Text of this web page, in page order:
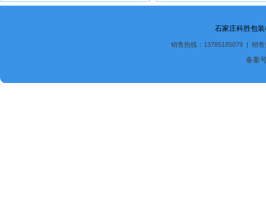
石家庄科胜包
销售热线：13785185079 | 销
备案